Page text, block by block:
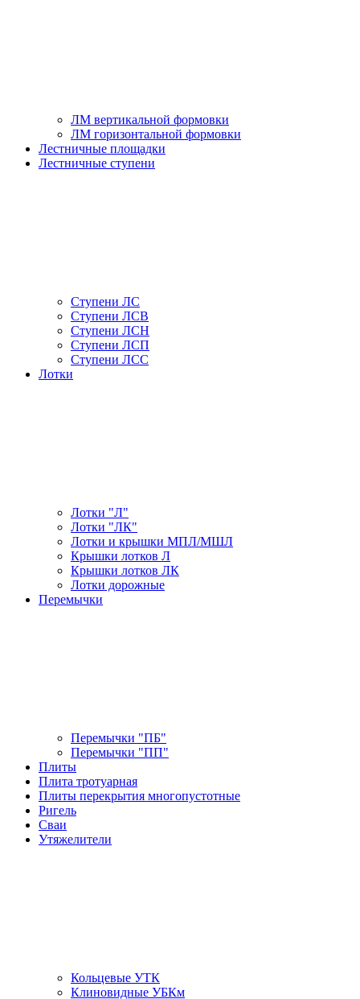
ЛМ вертикальной формовки
ЛМ горизонтальной формовки
Лестничные площадки
Лестничные ступени
Ступени ЛС
Ступени ЛСВ
Ступени ЛСН
Ступени ЛСП
Ступени ЛСС
Лотки
Лотки "Л"
Лотки "ЛК"
Лотки и крышки МПЛ/МШЛ
Крышки лотков Л
Крышки лотков ЛК
Лотки дорожные
Перемычки
Перемычки "ПБ"
Перемычки "ПП"
Плиты
Плита тротуарная
Плиты перекрытия многопустотные
Ригель
Сваи
Утяжелители
Кольцевые УТК
Клиновидные УБКм